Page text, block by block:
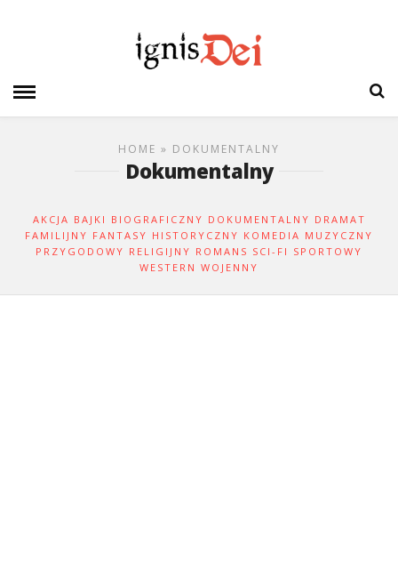
HOME » DOKUMENTALNY
Dokumentalny
AKCJA BAJKI BIOGRAFICZNY DOKUMENTALNY DRAMAT
FAMILIJNY FANTASY HISTORYCZNY KOMEDIA MUZYCZNY
PRZYGODOWY RELIGIJNY ROMANS SCI-FI SPORTOWY
WESTERN WOJENNY